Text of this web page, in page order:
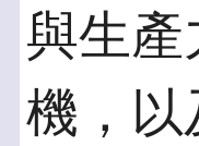
與生產
機，以